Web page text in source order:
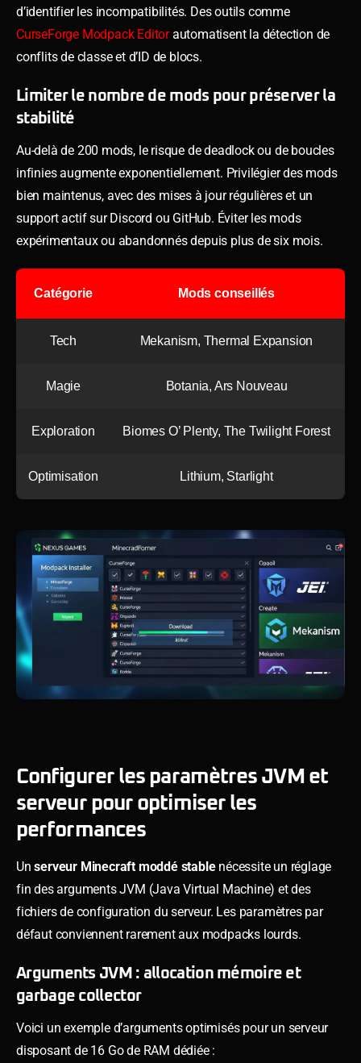
d’identifier les incompatibilités. Des outils comme
CurseForge Modpack Editorautomatisent la détection de
conflits de classe et d’ID de blocs.
Limiter le nombre de mods pour préserver la
stabilité
Au-delà de 200 mods, le risque de deadlock ou de boucles
infinies augmente exponentiellement. Privilégier des mods
bien maintenus, avec des mises à jour régulières et un
support actif sur Discord ou GitHub. Éviter les mods
expérimentaux ou abandonnés depuis plus de six mois.
Catégorie Mods conseillés
Tech Mekanism, Thermal Expansion
Magie Botania, Ars Nouveau
Exploration Biomes O’ Plenty, The Twilight Forest
Optimisation Lithium, Starlight
Configurer les paramètres JVM et
serveur pour optimiser les
performances
Unserveur Minecraft moddé stablenécessite un réglage
fin des arguments JVM (Java Virtual Machine) et des
fichiers de configuration du serveur. Les paramètres par
défaut conviennent rarement aux modpacks lourds.
Arguments JVM : allocation mémoire et
garbage collector
Voici un exemple d’arguments optimisés pour un serveur
disposant de 16 Go de RAM dédiée :